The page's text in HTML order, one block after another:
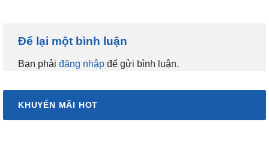
Để lại một bình luận
Bạn phải đăng nhập để gửi bình luận.
KHUYẾN MÃI HOT